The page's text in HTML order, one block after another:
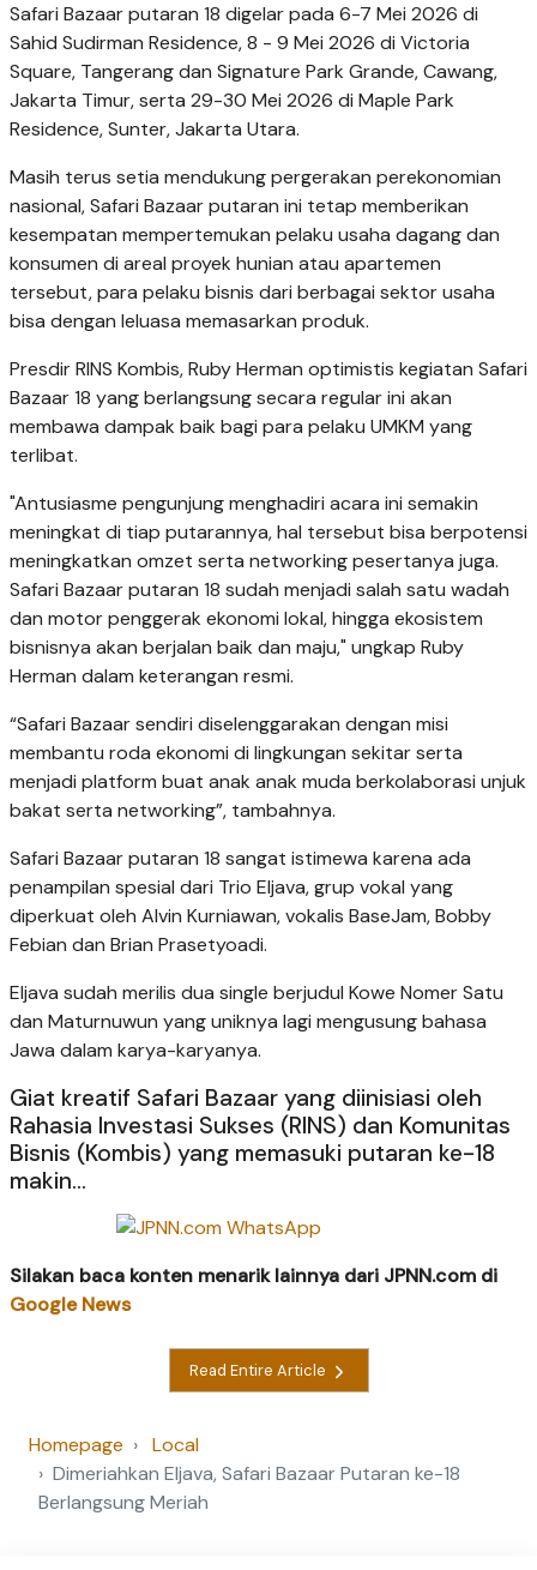
Safari Bazaar putaran 18 digelar pada 6-7 Mei 2026 di
Sahid Sudirman Residence, 8 - 9 Mei 2026 di Victoria
Square, Tangerang dan Signature Park Grande, Cawang,
Jakarta Timur, serta 29-30 Mei 2026 di Maple Park
Residence, Sunter, Jakarta Utara.
Masih terus setia mendukung pergerakan perekonomian
nasional, Safari Bazaar putaran ini tetap memberikan
kesempatan mempertemukan pelaku usaha dagang dan
konsumen di areal proyek hunian atau apartemen
tersebut, para pelaku bisnis dari berbagai sektor usaha
bisa dengan leluasa memasarkan produk.
Presdir RINS Kombis, Ruby Herman optimistis kegiatan Safari
Bazaar 18 yang berlangsung secara regular ini akan
membawa dampak baik bagi para pelaku UMKM yang
terlibat.
"Antusiasme pengunjung menghadiri acara ini semakin
meningkat di tiap putarannya, hal tersebut bisa berpotensi
meningkatkan omzet serta networking pesertanya juga.
Safari Bazaar putaran 18 sudah menjadi salah satu wadah
dan motor penggerak ekonomi lokal, hingga ekosistem
bisnisnya akan berjalan baik dan maju," ungkap Ruby
Herman dalam keterangan resmi.
“Safari Bazaar sendiri diselenggarakan dengan misi
membantu roda ekonomi di lingkungan sekitar serta
menjadi platform buat anak anak muda berkolaborasi unjuk
bakat serta networking”, tambahnya.
Safari Bazaar putaran 18 sangat istimewa karena ada
penampilan spesial dari Trio Eljava, grup vokal yang
diperkuat oleh Alvin Kurniawan, vokalis BaseJam, Bobby
Febian dan Brian Prasetyoadi.
Eljava sudah merilis dua single berjudul Kowe Nomer Satu
dan Maturnuwun yang uniknya lagi mengusung bahasa
Jawa dalam karya-karyanya.
Giat kreatif Safari Bazaar yang diinisiasi oleh
Rahasia Investasi Sukses (RINS) dan Komunitas
Bisnis (Kombis) yang memasuki putaran ke-18
makin...
Silakan baca konten menarik lainnya dari JPNN.com di
Google News
Read Entire Article
Homepage
Local
Dimeriahkan Eljava, Safari Bazaar Putaran ke-18
Berlangsung Meriah